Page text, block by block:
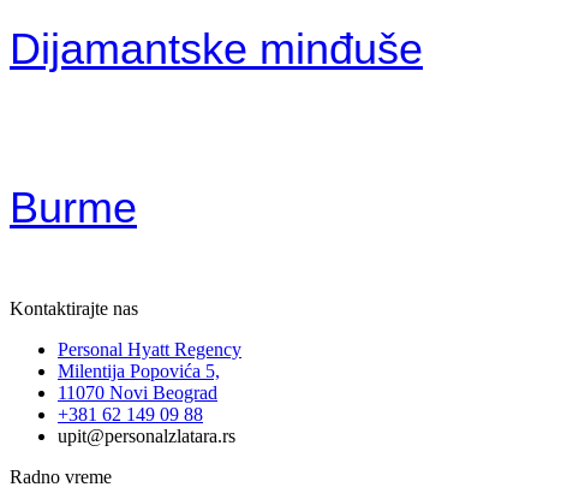
Dijamantske minđuše
Burme
Kontaktirajte nas
Personal Hyatt Regency
Milentija Popovića 5,
11070 Novi Beograd
+381 62 149 09 88
upit@personalzlatara.rs
Radno vreme